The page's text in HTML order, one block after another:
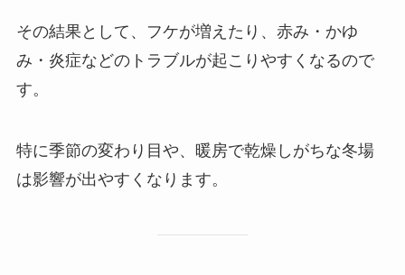
その結果として、フケが増えたり、赤み・かゆ
み・炎症などのトラブルが起こりやすくなるので
す。
特に季節の変わり目や、暖房で乾燥しがちな冬場
は影響が出やすくなります。